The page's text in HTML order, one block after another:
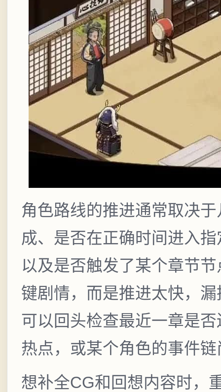
角色路线的推进通常取决
成、是否在正确时间进入
以及是否触发了某个章节
键剧情，而是推进太快，
可以回头检查最近一章是
热点，或某个角色的事件
想补全CG和回想内容时，